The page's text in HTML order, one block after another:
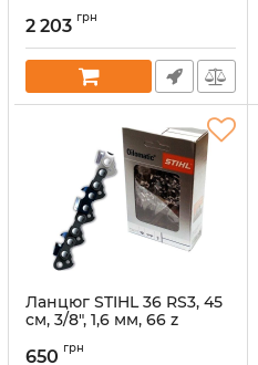
Артикул:
2 203 грн
Ланцюг STIHL 36 RS3, 45
см, 3/8", 1,6 мм, 66 z
Артикул:
650 грн